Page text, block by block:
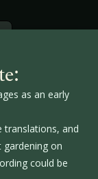
de
son
a veces
as an early
translations, and
gardening on
could be